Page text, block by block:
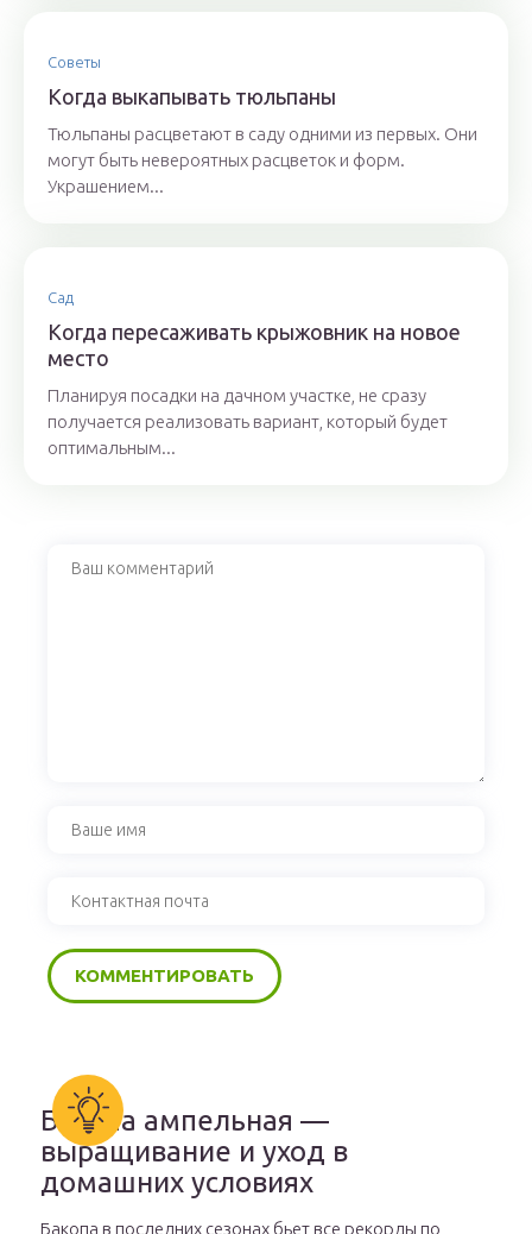
Советы
Когда выкапывать тюльпаны
Тюльпаны расцветают в саду одними из первых. Они
могут быть невероятных расцветок и форм.
Украшением...
Сад
Когда пересаживать крыжовник на новое
место
Планируя посадки на дачном участке, не сразу
получается реализовать вариант, который будет
оптимальным...
Бакопа ампельная —
выращивание и уход в
домашних условиях
Бакопа в последних сезонах бьет все рекорды по